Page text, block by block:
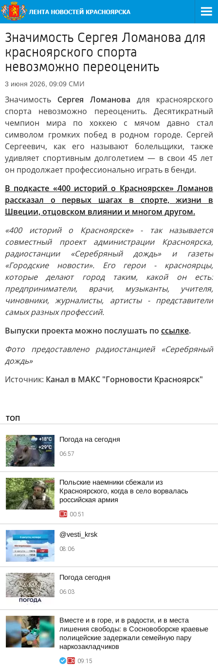
Значимость Сергея Ломанова для
красноярского спорта
невозможно переоценить
3 июня 2026, 09:09 СМИ
Значимость Сергея Ломанова для красноярского
спорта невозможно переоценить. Десятикратный
чемпион мира по хоккею с мячом давно стал
символом громких побед в родном городе. Сергей
Сергеевич, как его называют болельщики, также
удивляет спортивным долголетием — в свои 45 лет
он продолжает профессионально играть в бенди.
В подкасте «400 историй о Красноярске» Ломанов
рассказал о первых шагах в спорте, жизни в
Швеции, отцовском влиянии и многом другом.
«400 историй о Красноярске» - так называется
совместный проект администрации Красноярска,
радиостанции «Серебряный дождь» и газеты
«Городские новости». Его герои - красноярцы,
которые делают город таким, какой он есть:
предприниматели, врачи, музыканты, учителя,
чиновники, журналисты, артисты - представители
самых разных профессий.
Выпуски проекта можно послушать по ссылке.
Фото предоставлено радиостанцией «Серебряный
дождь»
Источник: Канал в МАКС "Горновости Красноярск"
ТОП
Погода на сегодня
06:57
Польские наемники сбежали из
Красноярского, когда в село ворвалась
российская армия
00:51
@vesti_krsk
08:06
Погода сегодня
06:03
Вместе и в горе, и в радости, и в места
лишения свободы: в Сосновоборске краевые
полицейские задержали семейную пару
наркозакладчиков
09:15